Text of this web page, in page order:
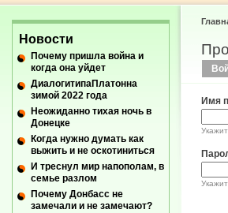
Имя
Новости
Почему пришла война и
когда она уйдет
ДиалогитипаПлатонна
зимой 2022 года
Неожиданно тихая ночь в
Донецке
Когда нужно думать как
выжить и не оскотиниться
И треснул мир напополам, в
семье разлом
Почему Донбасс не
замечали и не замечают?